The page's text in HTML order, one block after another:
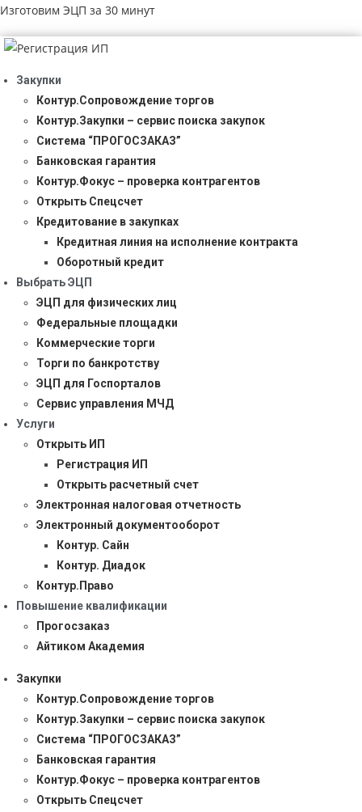
Изготовим ЭЦП за 30 минут
Закупки
Контур.Сопровождение торгов
Контур.Закупки – сервис поиска закупок
Система “ПРОГОСЗАКАЗ”
Банковская гарантия
Контур.Фокус – проверка контрагентов
Открыть Спецсчет
Кредитование в закупках
Кредитная линия на исполнение контракта
Оборотный кредит
Выбрать ЭЦП
ЭЦП для физических лиц
Федеральные площадки
Коммерческие торги
Торги по банкротству
ЭЦП для Госпорталов
Сервис управления МЧД
Услуги
Открыть ИП
Регистрация ИП
Открыть расчетный счет
Электронная налоговая отчетность
Электронный документооборот
Контур. Сайн
Контур. Диадок
Контур.Право
Повышение квалификации
Прогосзаказ
Айтиком Академия
Закупки
Контур.Сопровождение торгов
Контур.Закупки – сервис поиска закупок
Система “ПРОГОСЗАКАЗ”
Банковская гарантия
Контур.Фокус – проверка контрагентов
Открыть Спецсчет